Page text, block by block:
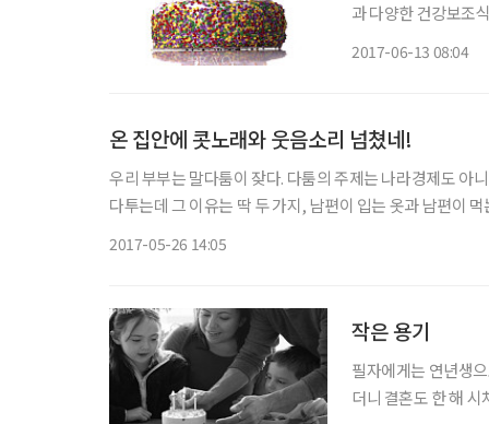
과 다양한 건강보조
2017-06-13 08:04
온 집안에 콧노래와 웃음소리 넘쳤네!
우리 부부는 말다툼이 잦다. 다툼의 주제는 나라경제도 아
다투는데 그 이유는 딱 두 가지, 남편이 입는 옷과 남편이
2017-05-26 14:05
작은 용기
필자에게는 연년생
더니 결혼도 한 해